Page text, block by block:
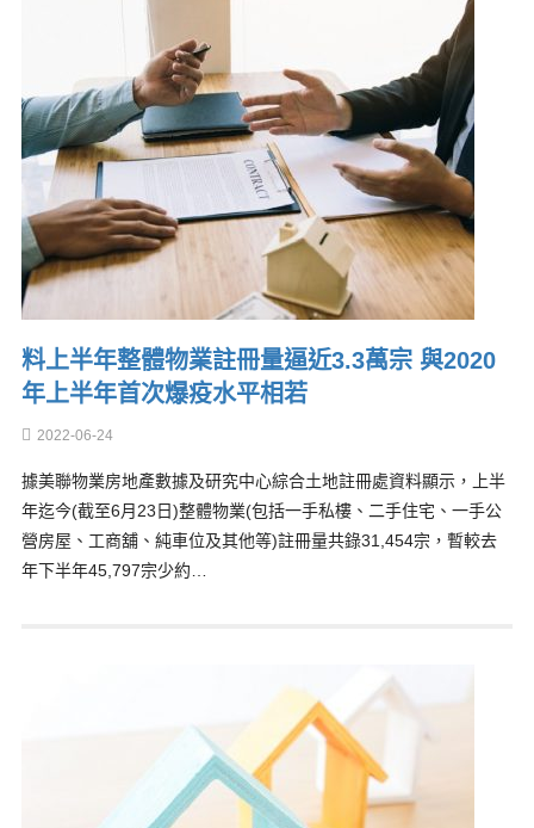
料上半年整體物業註冊量逼近3.3萬宗 與2020
年上半年首次爆疫水平相若
2022-06-24
據美聯物業房地產數據及研究中心綜合土地註冊處資料顯示，上半
年迄今(截至6月23日)整體物業(包括一手私樓、二手住宅、一手公
營房屋、工商舖、純車位及其他等)註冊量共錄31,454宗，暫較去
年下半年45,797宗少約…